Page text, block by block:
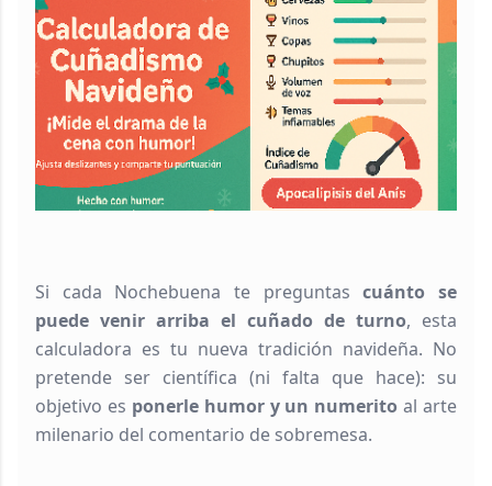
Si cada Nochebuena te preguntascuánto se
puede venir arriba el cuñado de turno, esta
calculadora es tu nueva tradición navideña. No
pretende ser científica (ni falta que hace): su
objetivo es ponerle humor y un numerito al arte
milenario del comentario de sobremesa.